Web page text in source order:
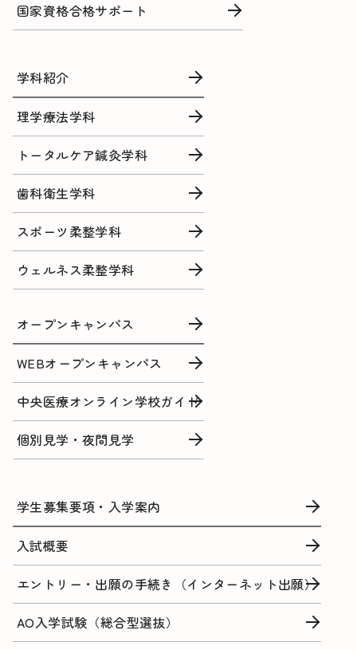
国家資格合格サポート
学科紹介
理学療法学科
トータルケア鍼灸学科
歯科衛生学科
スポーツ柔整学科
ウェルネス柔整学科
オープンキャンパス
WEBオープンキャンパス
中央医療オンライン学校ガイド
個別見学・夜間見学
学生募集要項・入学案内
入試概要
エントリー・出願の手続き（インターネット出願）
AO入学試験（総合型選抜）